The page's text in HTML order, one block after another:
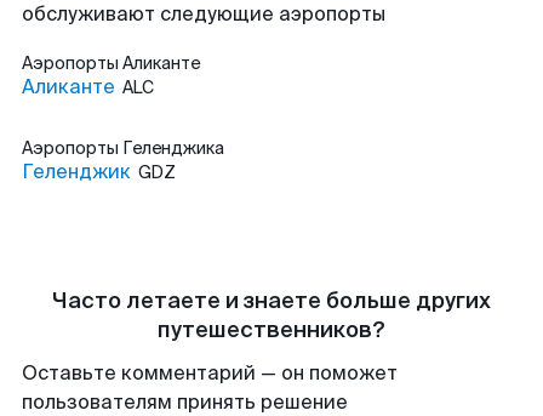
обслуживают следующие аэропорты
Аэропорты Аликанте
Аликанте ALC
Аэропорты Геленджика
Геленджик GDZ
Часто летаете и знаете больше других
путешественников?
Оставьте комментарий — он поможет
пользователям принять решение